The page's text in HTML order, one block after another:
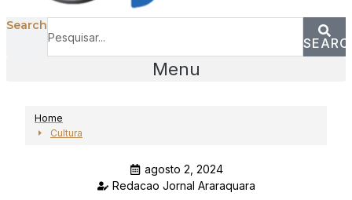
Search
Menu
Home
Cultura
agosto 2, 2024
Redacao Jornal Araraquara